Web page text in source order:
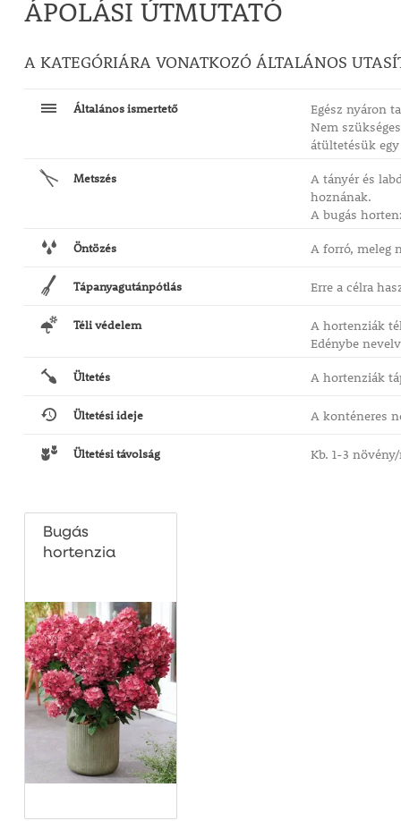
szebb lesz!
Hortenzia 'Eclipse'
emelkednek a lombozat fölé, igazi szemet
nyújtva. Ez az első hortenzia, amely őszig megőrzi
lombszínét, így minden évszakban különleges
kertbe.
Legyen szó virágágyásról vagy balkonládáról, bárhol
szépségével. A jó vízelvezetésű, enyhén savanyú és
fejlődik.
ÁPOLÁSI ÚTMUTATÓ
A KATEGÓRIÁRA VONATKOZÓ ÁLTALÁNOS
Általános ismertető
Egész nyáron
Nem
átültetésük
Metszés
A tányér és
hoznának.
A bugás
Öntözés A forró, meleg
Tápanyagutánpótlás Erre a célra
Téli védelem
A hortenziák
Edénybe
Ültetés A hortenziák
Ültetési ideje A konténeres
Ültetési távolság Kb. 1-3
Bugás
hortenzia